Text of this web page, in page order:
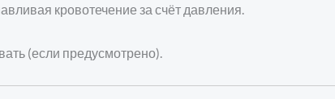
кровотечение за счёт давления.
(если предусмотрено).